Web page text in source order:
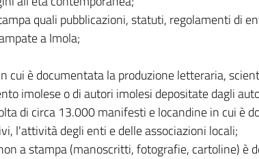
quali pubblicazioni, statuti, regolamenti di
a Imola;
cui è documentata la produzione letteraria,
imolese o di autori imolesi depositate dagli
di circa 13.000 manifesti e locandine in cui è
l'attività degli enti e delle associazioni locali;
a stampa (manoscritti, fotografie, cartoline) è